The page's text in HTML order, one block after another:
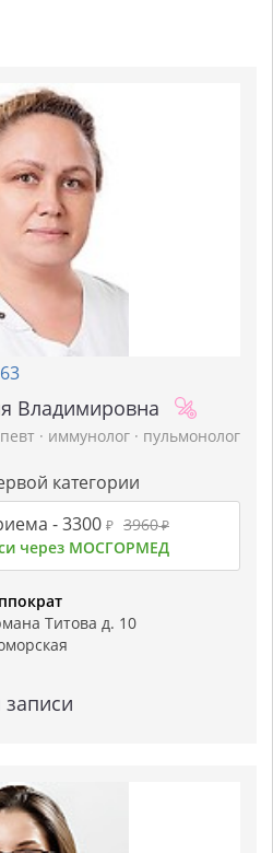
63
Владимировна
· иммунолог · пульмонолог
категории
-3300 ₽ 3960₽
через МОСГОРМЕД
Титова д. 10